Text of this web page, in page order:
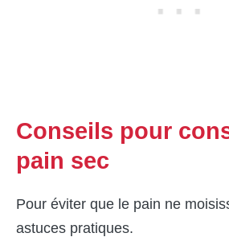
Conseils pour
pain sec
Pour éviter que le pain ne
astuces pratiques.